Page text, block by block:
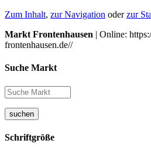
Zum Inhalt, zur Navigation oderzur
Markt Frontenhausen | Online:
frontenhausen.de//
Suche Markt
suchen
Schriftgröße